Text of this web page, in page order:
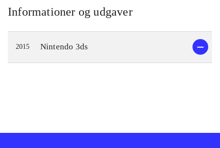
Informationer og udgaver
2015 Nintendo 3ds